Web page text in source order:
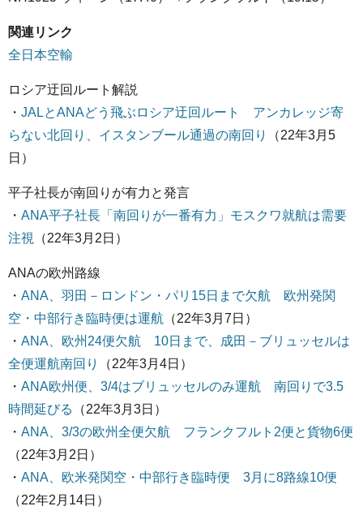
関連リンク
全日本空輸
ロシア迂回ルート解説
・ JALとANAどう飛ぶロシア迂回ルート アンカレッジ寄
らない北回り、イスタンブール通過の南回り
（22年3月5
日）
平子社長が南回りが有力と発言
・ ANA平子社長「南回りが一番有力」モスクワ就航は需要
注視
（22年3月2日）
ANAの欧州路線
・ ANA、羽田－ロンドン・パリ15日まで欠航 欧州発関
空・中部行き臨時便は運航 （22年3月7日）
・ ANA、欧州24便欠航 10日まで、成田－ブリュッセルは
全便運航南回り
（22年3月4日）
・ ANA欧州便、3/4はブリュッセルのみ運航 南回りで3.5
時間延びる
（22年3月3日）
・ ANA、3/3の欧州全便欠航 フランクフルト2便と貨物6便
（22年3月2日）
・ ANA、欧米発関空・中部行き臨時便 3月に8路線10便
（22年2月14日）